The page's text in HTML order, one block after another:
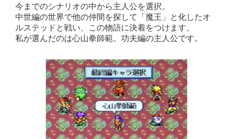
今までのシナリオの中から主人公を選択。
中世編の世界で他の仲間を探して「魔王」と化したオ
ルステッドと戦い、この物語に決着をつけます。
私が選んだのは心山拳師範。功夫編の主人公です。